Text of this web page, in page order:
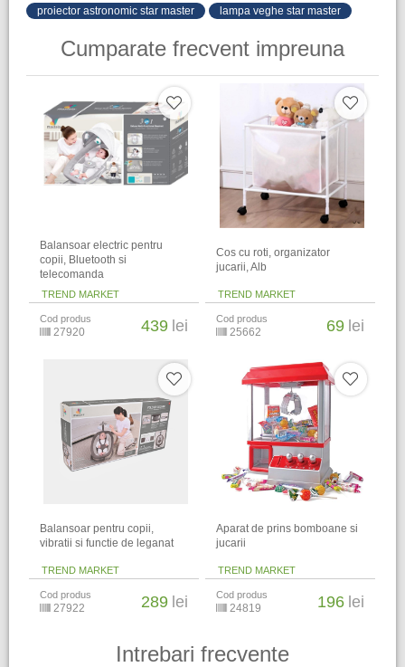
proiector astronomic star master
lampa veghe star master
Cumparate frecvent impreuna
Balansoar electric pentru
copii, Bluetooth si
telecomanda
TREND MARKET
Cod produs
27920 439 lei
Cos cu roti, organizator
jucarii, Alb
TREND MARKET
Cod produs
25662 69 lei
Balansoar pentru copii,
vibratii si functie de leganat
TREND MARKET
Cod produs
27922 289 lei
Aparat de prins bomboane si
jucarii
TREND MARKET
Cod produs
24819 196 lei
Intrebari frecvente